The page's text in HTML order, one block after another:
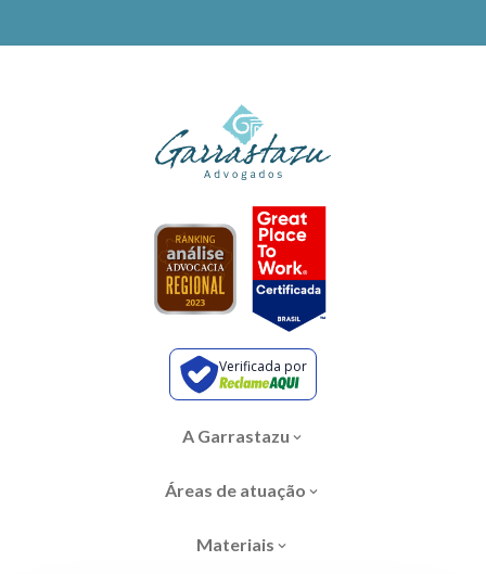
Verificada por
A Garrastazu
Áreas de atuação
Materiais